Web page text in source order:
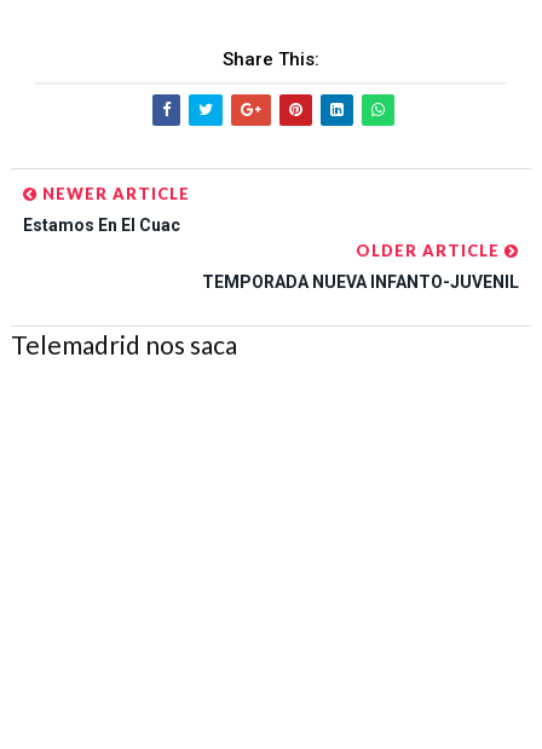
Share This:
NEWER ARTICLE
Estamos En El Cuac
OLDER ARTICLE
TEMPORADA NUEVA INFANTO-JUVENIL
Telemadrid nos saca